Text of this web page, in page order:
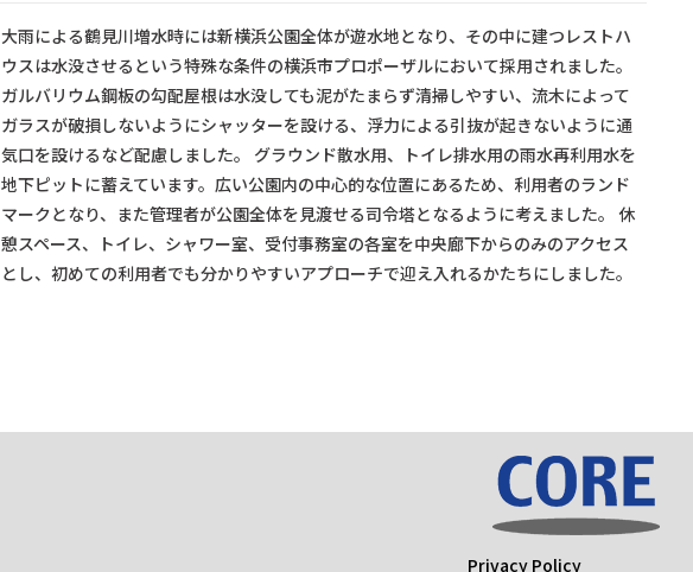
大雨による鶴見川増水時には新横浜公園全体が遊水地となり、その中に建つレストハ
ウスは水没させるという特殊な条件の横浜市プロポーザルにおいて採用されました。
ガルバリウム鋼板の勾配屋根は水没しても泥がたまらず清掃しやすい、流木によって
ガラスが破損しないようにシャッターを設ける、浮力による引抜が起きないように通
気口を設けるなど配慮しました。 グラウンド散水用、トイレ排水用の雨水再利用水を
地下ピットに蓄えています。広い公園内の中心的な位置にあるため、利用者のランド
マークとなり、また管理者が公園全体を見渡せる司令塔となるように考えました。 休
憩スペース、トイレ、シャワー室、受付事務室の各室を中央廊下からのみのアクセス
とし、初めての利用者でも分かりやすいアプローチで迎え入れるかたちにしました。
Privacy Policy